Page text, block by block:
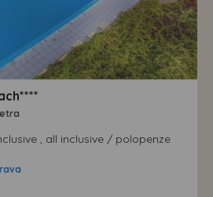
, all inclusive / polopenze